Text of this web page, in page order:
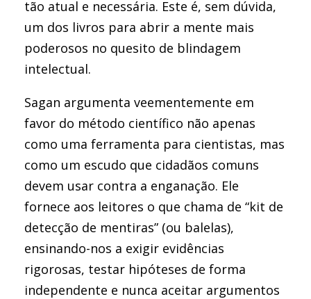
tão atual e necessária. Este é, sem dúvida,
um dos livros para abrir a mente mais
poderosos no quesito de blindagem
intelectual.
Sagan argumenta veementemente em
favor do método científico não apenas
como uma ferramenta para cientistas, mas
como um escudo que cidadãos comuns
devem usar contra a enganação. Ele
fornece aos leitores o que chama de “kit de
detecção de mentiras” (ou balelas),
ensinando-nos a exigir evidências
rigorosas, testar hipóteses de forma
independente e nunca aceitar argumentos